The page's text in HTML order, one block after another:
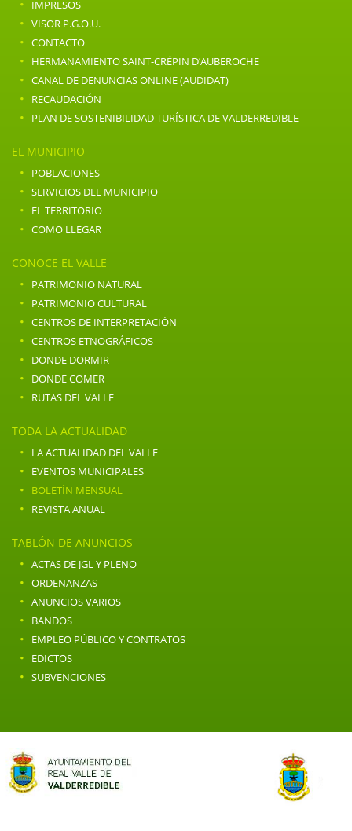
· IMPRESOS
· VISOR P.G.O.U.
· CONTACTO
· HERMANAMIENTO SAINT-CRÉPIN D’AUBEROCHE
· CANAL DE DENUNCIAS ONLINE (AUDIDAT)
· RECAUDACIÓN
· PLAN DE SOSTENIBILIDAD TURÍSTICA DE VALDERREDIBLE
EL MUNICIPIO
· POBLACIONES
· SERVICIOS DEL MUNICIPIO
· EL TERRITORIO
· COMO LLEGAR
CONOCE EL VALLE
· PATRIMONIO NATURAL
· PATRIMONIO CULTURAL
· CENTROS DE INTERPRETACIÓN
· CENTROS ETNOGRÁFICOS
· DONDE DORMIR
· DONDE COMER
· RUTAS DEL VALLE
TODA LA ACTUALIDAD
· LA ACTUALIDAD DEL VALLE
· EVENTOS MUNICIPALES
· BOLETÍN MENSUAL
· REVISTA ANUAL
TABLÓN DE ANUNCIOS
· ACTAS DE JGL Y PLENO
· ORDENANZAS
· ANUNCIOS VARIOS
· BANDOS
· EMPLEO PÚBLICO Y CONTRATOS
· EDICTOS
· SUBVENCIONES